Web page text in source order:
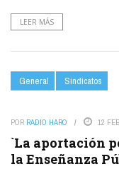
LEER MÁS
General Sindicatos
POR RADIO HARO 12
`La aportación
la Enseñanza